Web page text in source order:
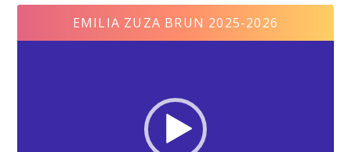
EMILIA ZUZA BRUN 2025-2026